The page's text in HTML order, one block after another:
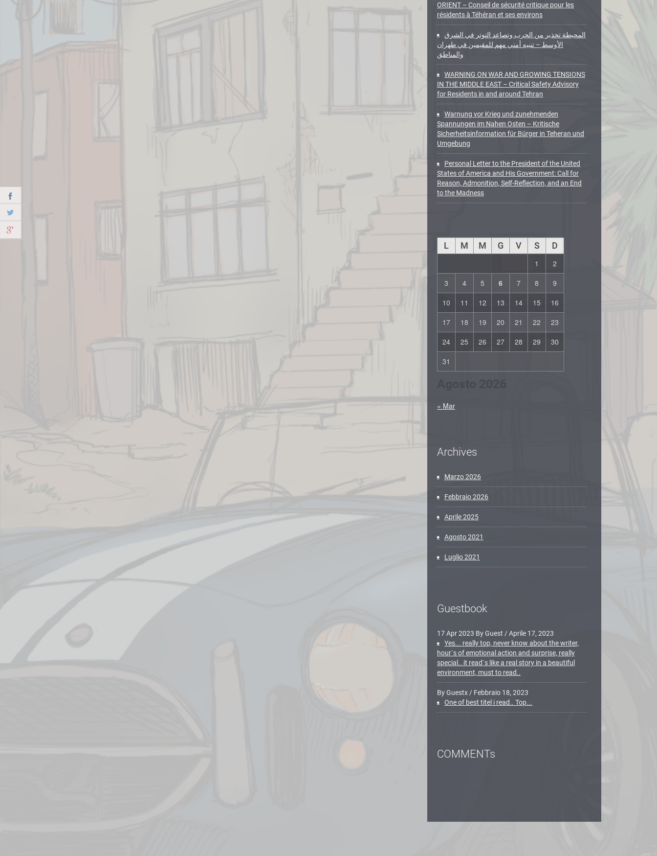
ORIENT – Conseil de sécurité critique pour les
résidents à Téhéran et ses environs
المحيطة تحذير من الحرب وتصاعد التوتر في الشرق
الأوسط – تنبيه أمني مهم للمقيمين في طهران
والمناطق
WARNING ON WAR AND GROWING TENSIONS
IN THE MIDDLE EAST – Critical Safety Advisory
for Residents in and around Tehran
Warnung vor Krieg und zunehmenden
Spannungen im Nahen Osten – Kritische
Sicherheitsinformation für Bürger in Teheran und
Umgebung
Personal Letter to the President of the United
States of America and His Government: Call for
Reason, Admonition, Self-Reflection, and an End
to the Madness
L M M G V S D
1
2
3
4 5 6 7 8
9
10
11 12 13 14 15
16
17
18 19 20 21 22
23
24
25 26 27 28 29
30
31
« Mar
Archives
Marzo 2026
Febbraio 2026
Aprile 2025
Agosto 2021
Luglio 2021
Guestbook
17 Apr 2023 By Guest /Aprile 17, 2023
Yes... really top, never know about the writer,
hour`s of emotional action and surprise, really
special.. it read`s like a real story in a beautiful
environment, must to read..
By Guestx / Febbraio 18, 2023
One of best titel i read.. Top...
COMMENTs